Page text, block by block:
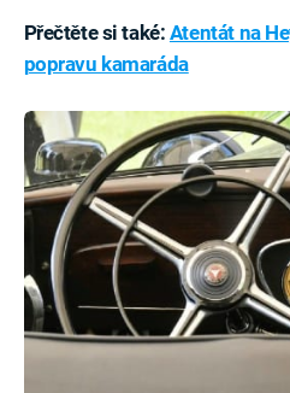
Přečtěte si také: Atentát na
popravu kamaráda